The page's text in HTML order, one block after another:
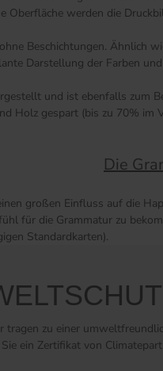
Oberfläche werden die
Beschichtungen. Ähnlich
Darstellung der Farben
und ist ebenfalls zum
Holz gespart (bis zu 70% im
Die
großen Einfluss auf die
für die Grammatur zu
Standardkarten).
tragen zu einer
ein Zertifikat von